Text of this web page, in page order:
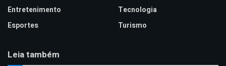
Entretenimento
Esportes
Tecnologia
Turismo
Leia também